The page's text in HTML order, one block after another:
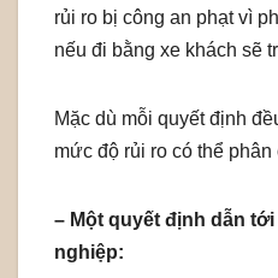
rủi ro bị công an phạt vì
nếu đi bằng xe khách sẽ
Mặc dù mỗi quyết định
mức độ rủi ro có thể
– Một quyết định dẫn
nghiệp: